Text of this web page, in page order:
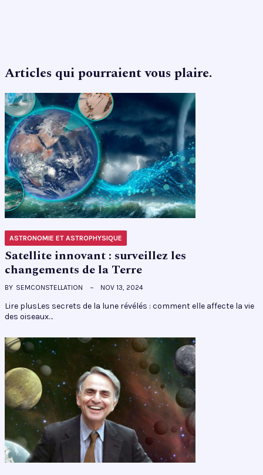
Articles qui pourraient vous plaire.
ASTRONOMIE ET ASTROPHYSIQUE
Satellite innovant : surveillez les
changements de la Terre
BY SEMCONSTELLATION NOV 13, 2024
Lire plusLes secrets de la lune révélés : comment elle affecte la vie
des oiseaux…